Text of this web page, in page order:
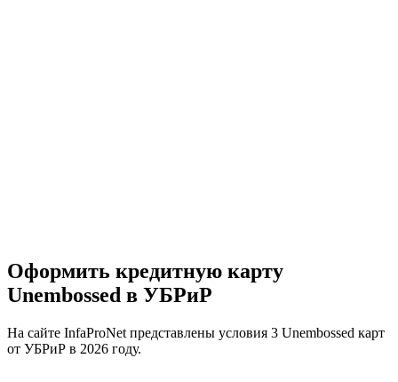
Оформить кредитную карту
Unembossed в УБРиР
На сайте InfaProNet представлены условия 3 Unembossed карт
от УБРиР в 2026 году.